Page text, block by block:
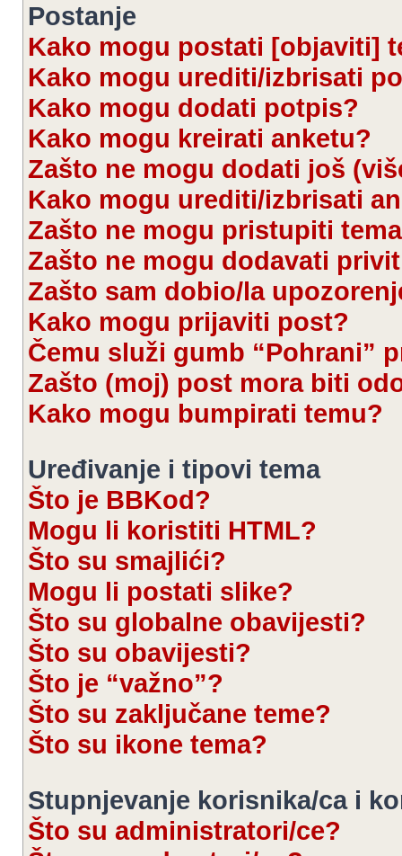
Postanje
Kako mogu postati [objaviti]
Kako mogu urediti/izbrisati
Kako mogu dodati potpis?
Kako mogu kreirati anketu?
Zašto ne mogu dodati još
Kako mogu urediti/izbrisati
Zašto ne mogu pristupiti
Zašto ne mogu dodavati
Zašto sam dobio/la
Kako mogu prijaviti post?
Čemu služi gumb “Pohrani”
Zašto (moj) post mora biti
Kako mogu bumpirati temu?
Uređivanje i tipovi tema
Što je BBKod?
Mogu li koristiti HTML?
Što su smajlići?
Mogu li postati slike?
Što su globalne obavijesti?
Što su obavijesti?
Što je “važno”?
Što su zaključane teme?
Što su ikone tema?
Stupnjevanje korisnika/ca i
Što su administratori/ce?